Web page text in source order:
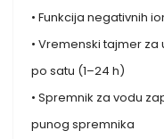
• Funkcija negativnih
• Vremenski tajmer
po satu (1–24 h)
• Spremnik za vodu
punog spremnika